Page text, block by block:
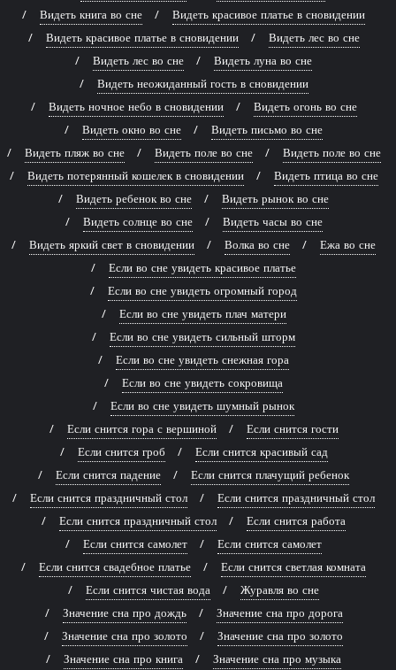
Видеть книга во сне
Видеть красивое платье в сновидении
Видеть красивое платье в сновидении
Видеть лес во сне
Видеть лес во сне
Видеть луна во сне
Видеть неожиданный гость в сновидении
Видеть ночное небо в сновидении
Видеть огонь во сне
Видеть окно во сне
Видеть письмо во сне
Видеть пляж во сне
Видеть поле во сне
Видеть поле во сне
Видеть потерянный кошелек в сновидении
Видеть птица во сне
Видеть ребенок во сне
Видеть рынок во сне
Видеть солнце во сне
Видеть часы во сне
Видеть яркий свет в сновидении
Волка во сне
Ежа во сне
Если во сне увидеть красивое платье
Если во сне увидеть огромный город
Если во сне увидеть плач матери
Если во сне увидеть сильный шторм
Если во сне увидеть снежная гора
Если во сне увидеть сокровища
Если во сне увидеть шумный рынок
Если снится гора с вершиной
Если снится гости
Если снится гроб
Если снится красивый сад
Если снится падение
Если снится плачущий ребенок
Если снится праздничный стол
Если снится праздничный стол
Если снится праздничный стол
Если снится работа
Если снится самолет
Если снится самолет
Если снится свадебное платье
Если снится светлая комната
Если снится чистая вода
Журавля во сне
Значение сна про дождь
Значение сна про дорога
Значение сна про золото
Значение сна про золото
Значение сна про книга
Значение сна про музыка